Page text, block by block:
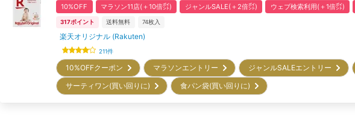
10%OFF マラソン11店(＋10倍㌽) ジャンルSALE(＋2倍㌽) ウェブ検索利用(＋1倍㌽)
317ポイント 送料無料 74枚入
楽天オリジナル (Rakuten)
211件
10%OFFクーポン マラソンエントリー ジャンルSALEエントリー
サーティワン(買い回りに)
食パン袋(買い回りに)